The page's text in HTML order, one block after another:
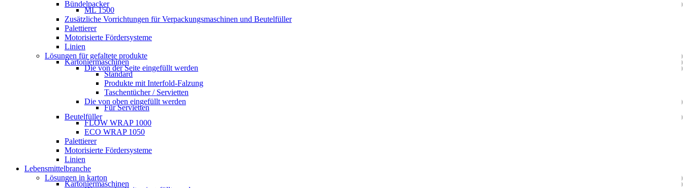
Bündelpacker
ML 1500
Zusätzliche Vorrichtungen für Verpackungsmaschinen und Beutelfüller
Palettierer
Motorisierte Fördersysteme
Linien
Lösungen für gefaltete produkte
Kartoniermaschinen
Die von der Seite eingefüllt werden
Standard
Produkte mit Interfold-Falzung
Taschentücher / Servietten
Die von oben eingefüllt werden
Für Servietten
Beutelfüller
FLOW WRAP 1000
ECO WRAP 1050
Palettierer
Motorisierte Fördersysteme
Linien
Lebensmittelbranche
Lösungen in karton
Kartoniermaschinen